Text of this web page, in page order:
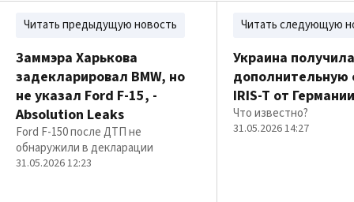
Читать предыдущую новость
Заммэра Харькова
задекларировал BMW, но
не указал Ford F-15, -
Absolution Leaks
Ford F-150 после ДТП не
обнаружили в декларации
31.05.2026 12:23
Читать следующую
Украина получила
дополнительную
IRIS-T от Германии
Что известно?
31.05.2026 14:27